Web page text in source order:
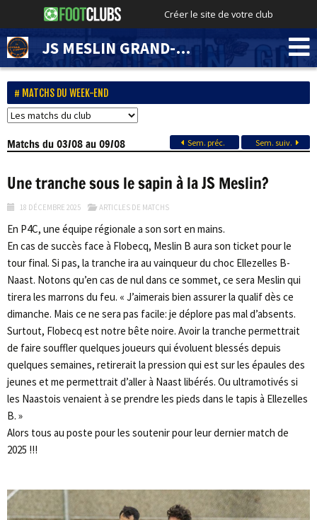
Créer le site de votre club
JS MESLIN GRAND-MARAIS
MATCHS DU WEEK-END
Matchsdu 03/08 au 09/08 Sem. préc. Sem. suiv.
Une tranche sous le sapin à la JS Meslin?
18 DÉCEMBRE 2025 ARTICLES DE MATCHS
En P4C, une équipe régionale a son sort en mains.
En cas de succès face à Flobecq, Meslin B aura son ticket pour le
tour final. Si pas, la tranche ira au vainqueur du choc Ellezelles B-
Naast. Notons qu’en cas de nul dans ce sommet, ce sera Meslin qui
tirera les marrons du feu. « J’aimerais bien assurer la qualif dès ce
dimanche. Mais ce ne sera pas facile: je déplore pas mal d’absents.
Surtout, Flobecq est notre bête noire. Avoir la tranche permettrait
de faire souffler quelques joueurs qui évoluent blessés depuis
quelques semaines, retirerait la pression qui est sur les épaules des
jeunes et me permettrait d’aller à Naast libérés. Ou ultramotivés si
les Naastois venaient à se prendre les pieds dans le tapis à Ellezelles
B. »
Alors tous au poste pour les soutenir pour leur dernier match de
2025 !!!